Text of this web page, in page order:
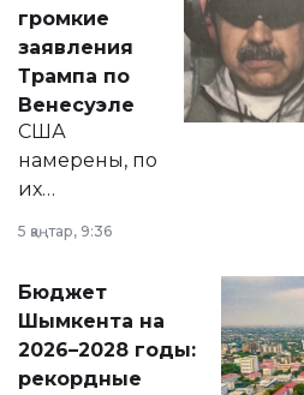
вопросов армии,
экономики и
личного здоровья.
громкие
заявления
Трампа по
Венесуэле
США
намерены, по
их
принести
народу
Венесуэлы.
5 қаңтар, 9:36
Бюджет
Шымкента на
2026–2028 годы:
рекордные